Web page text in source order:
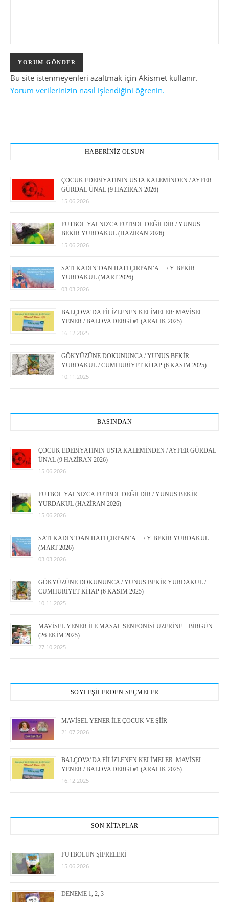
Bu site istenmeyenleri azaltmak için Akismet kullanır.
Yorum verilerinizin nasıl işlendiğini öğrenin.
HABERİNİZ OLSUN
ÇOCUK EDEBİYATININ USTA KALEMİNDEN / AYFER
GÜRDAL ÜNAL (9 HAZİRAN 2026)
15.06.2026
FUTBOL YALNIZCA FUTBOL DEĞİLDİR / YUNUS
BEKİR YURDAKUL (HAZİRAN 2026)
15.06.2026
SATI KADIN’DAN HATI ÇIRPAN’A… / Y. BEKİR
YURDAKUL (MART 2026)
03.03.2026
BALÇOVA’DA FİLİZLENEN KELİMELER: MAVİSEL
YENER / BALOVA DERGİ #1 (ARALIK 2025)
16.12.2025
GÖKYÜZÜNE DOKUNUNCA / YUNUS BEKİR
YURDAKUL / CUMHURİYET KİTAP (6 KASIM 2025)
10.11.2025
BASINDAN
ÇOCUK EDEBİYATININ USTA KALEMİNDEN / AYFER GÜRDAL
ÜNAL (9 HAZİRAN 2026)
15.06.2026
FUTBOL YALNIZCA FUTBOL DEĞİLDİR / YUNUS BEKİR
YURDAKUL (HAZİRAN 2026)
15.06.2026
SATI KADIN’DAN HATI ÇIRPAN’A… / Y. BEKİR YURDAKUL
(MART 2026)
03.03.2026
GÖKYÜZÜNE DOKUNUNCA / YUNUS BEKİR YURDAKUL /
CUMHURİYET KİTAP (6 KASIM 2025)
10.11.2025
MAVİSEL YENER İLE MASAL SENFONİSİ ÜZERİNE – BİRGÜN
(26 EKİM 2025)
27.10.2025
SÖYLEŞİLERDEN SEÇMELER
MAVİSEL YENER İLE ÇOCUK VE ŞİİR
21.07.2026
BALÇOVA’DA FİLİZLENEN KELİMELER: MAVİSEL
YENER / BALOVA DERGİ #1 (ARALIK 2025)
16.12.2025
SON KİTAPLAR
FUTBOLUN ŞİFRELERİ
15.06.2026
DENEME 1, 2, 3